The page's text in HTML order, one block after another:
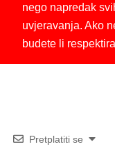
nego napredak
uvjeravanja. Ako
budete li
Pretplatiti se